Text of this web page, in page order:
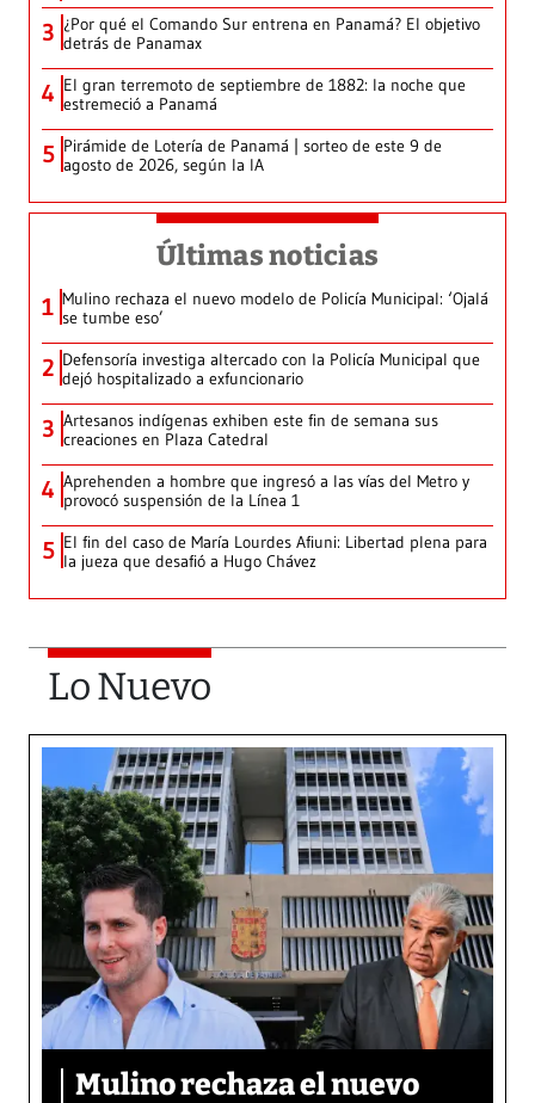
3 ¿Por qué el Comando Sur entrena en Panamá? El objetivo
detrás de Panamax
4 El gran terremoto de septiembre de 1882: la noche que
estremeció a Panamá
5 Pirámide de Lotería de Panamá | sorteo de este 9 de
agosto de 2026, según la IA
Últimas noticias
1 Mulino rechaza el nuevo modelo de Policía Municipal: ‘Ojalá
se tumbe eso’
2 Defensoría investiga altercado con la Policía Municipal que
dejó hospitalizado a exfuncionario
3 Artesanos indígenas exhiben este fin de semana sus
creaciones en Plaza Catedral
4 Aprehenden a hombre que ingresó a las vías del Metro y
provocó suspensión de la Línea 1
5 El fin del caso de María Lourdes Afiuni: Libertad plena para
la jueza que desafió a Hugo Chávez
Lo Nuevo
Mulino rechaza el nuevo